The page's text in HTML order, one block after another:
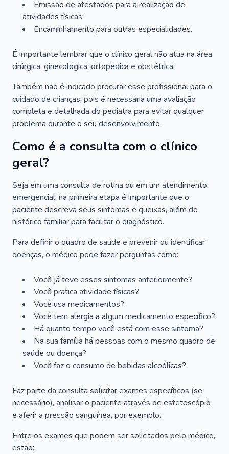
Emissão de atestados para a realização de
atividades físicas;
Encaminhamento para outras especialidades.
É importante lembrar que o clínico geral não atua na área
cirúrgica, ginecológica, ortopédica e obstétrica.
Também não é indicado procurar esse profissional para o
cuidado de crianças, pois é necessária uma avaliação
completa e detalhada do pediatra para evitar qualquer
problema durante o seu desenvolvimento.
Como é a consulta com o clínico
geral?
Seja em uma consulta de rotina ou em um atendimento
emergencial, na primeira etapa é importante que o
paciente descreva seus sintomas e queixas, além do
histórico familiar para facilitar o diagnóstico.
Para definir o quadro de saúde e prevenir ou identificar
doenças, o médico pode fazer perguntas como:
Você já teve esses sintomas anteriormente?
Você pratica atividade físicas?
Você usa medicamentos?
Você tem alergia a algum medicamento específico?
Há quanto tempo você está com esse sintoma?
Na sua família há pessoas com o mesmo quadro de
saúde ou doença?
Você faz o consumo de bebidas alcoólicas?
Faz parte da consulta solicitar exames específicos (se
necessário), analisar o paciente através de estetoscópio
e aferir a pressão sanguínea, por exemplo.
Entre os exames que podem ser solicitados pelo médico,
estão: